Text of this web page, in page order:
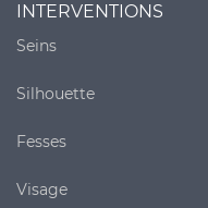
INTERVENTIONS
Seins
Silhouette
Fesses
Visage